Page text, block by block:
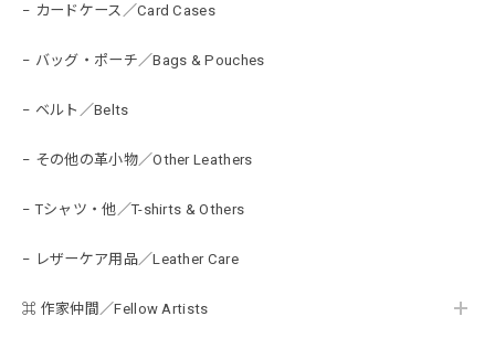
− カードケース／Card Cases
− バッグ・ポーチ／Bags & Pouches
− ベルト／Belts
− その他の革小物／Other Leathers
− Tシャツ・他／T-shirts & Others
− レザーケア用品／Leather Care
⌘ 作家仲間／Fellow Artists